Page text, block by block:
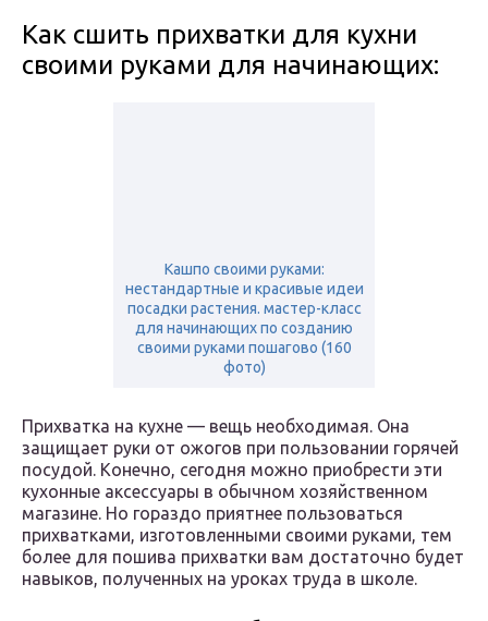
Как сшить прихватки для кухни
своими руками для начинающих:
Кашпо своими руками:
нестандартные и красивые идеи
посадки растения. мастер-класс
для начинающих по созданию
своими руками пошагово (160
фото)
Прихватка на кухне — вещь необходимая. Она
защищает руки от ожогов при пользовании горячей
посудой. Конечно, сегодня можно приобрести эти
кухонные аксессуары в обычном хозяйственном
магазине. Но гораздо приятнее пользоваться
прихватками, изготовленными своими руками, тем
более для пошива прихватки вам достаточно будет
навыков, полученных на уроках труда в школе.